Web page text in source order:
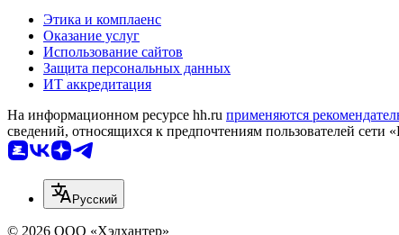
Этика и комплаенс
Оказание услуг
Использование сайтов
Защита персональных данных
ИТ аккредитация
На информационном ресурсе hh.ru применяются
сведений, относящихся к предпочтениям пользователей
Русский
© 2026 ООО «Хэдхантер»